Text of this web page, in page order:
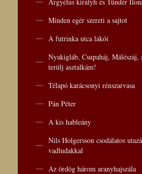
Minden egér szereti a sajtot
A futrinka utca lakói
Nyakigláb, Csupaháj, Málészáj,
terülj asztalkám!
Télapó karácsonyi rénszarvasa
Pán Péter
A kis hableány
Nils Holgersson csodálatos
vadludakkal
Az ördög három aranyhajszála